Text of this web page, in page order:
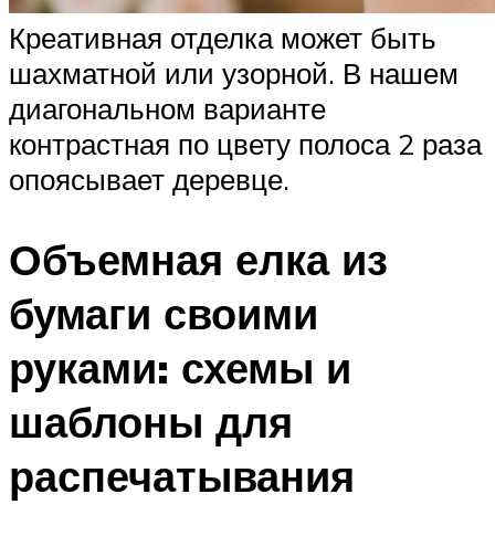
Креативная отделка может быть
шахматной или узорной. В нашем
диагональном варианте
контрастная по цвету полоса 2 раза
опоясывает деревце.
Объемная елка из
бумаги своими
руками: схемы и
шаблоны для
распечатывания